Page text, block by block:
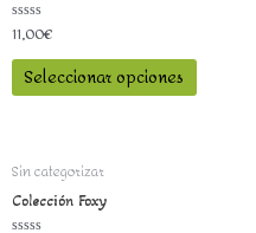
Valorado
con
0
11,00€
Seleccionar opciones
Sin categorizar
Colección Foxy